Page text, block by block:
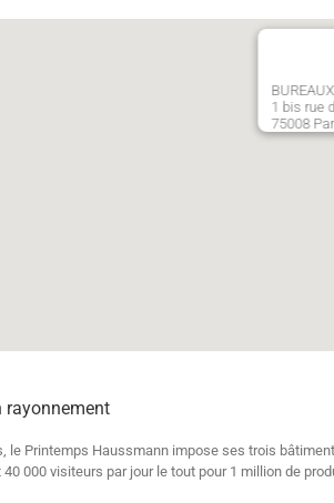
1 bis rue
75008
rayonnement
le Printemps Haussmann impose ses trois
000 visiteurs par jour le tout pour 1 million de